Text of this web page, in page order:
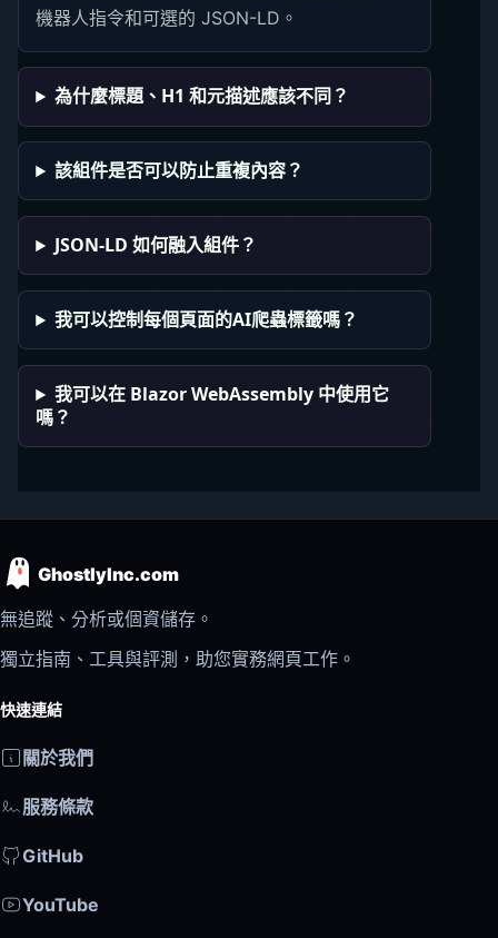
機器人指令和可選的 JSON-LD。
為什麼標題、H1 和元描述應該不同？
該組件是否可以防止重複內容？
JSON-LD 如何融入組件？
我可以控制每個頁面的AI爬蟲標籤嗎？
我可以在 Blazor WebAssembly 中使用它
嗎？
GhostlyInc.com
無追蹤、分析或個資儲存。
獨立指南、工具與評測，助您實務網頁工作。
快速連結
關於我們
服務條款
GitHub
YouTube